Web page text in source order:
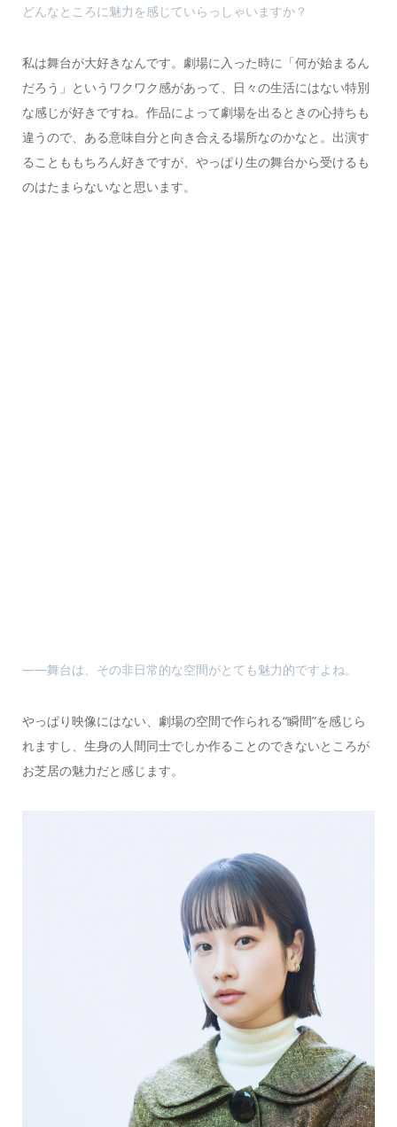
どんなところに魅力を感じていらっしゃいますか？
私は舞台が大好きなんです。劇場に入った時に「何が始まるん
だろう」というワクワク感があって、日々の生活にはない特別
な感じが好きですね。作品によって劇場を出るときの心持ちも
違うので、ある意味自分と向き合える場所なのかなと。出演す
ることももちろん好きですが、やっぱり生の舞台から受けるも
のはたまらないなと思います。
――舞台は、その非日常的な空間がとても魅力的ですよね。
やっぱり映像にはない、劇場の空間で作られる“瞬間”を感じら
れますし、生身の人間同士でしか作ることのできないところが
お芝居の魅力だと感じます。